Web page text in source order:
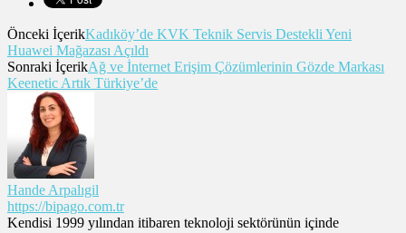
Önceki İçerikKadıköy’de KVK Teknik Servis Destekli Yeni
Huawei Mağazası Açıldı
Sonraki İçerikAğ ve İnternet Erişim Çözümlerinin Gözde Markası
Keenetic Artık Türkiye’de
Hande Arpalıgil
https://bipago.com.tr
Kendisi 1999 yılından itibaren teknoloji sektörünün içinde